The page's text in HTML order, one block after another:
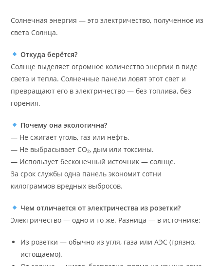
Солнечная энергия — это электричество, полученное из
света Солнца.
Откуда берётся?
Солнце выделяет огромное количество энергии в виде
света и тепла. Солнечные панели ловят этот свет и
превращают его в электричество — без топлива, без
горения.
Почему она экологична?
— Не сжигает уголь, газ или нефть.
— Не выбрасывает CO₂, дым или токсины.
— Использует бесконечный источник — солнце.
За срок службы одна панель экономит сотни
килограммов вредных выбросов.
Чем отличается от электричества из розетки?
Электричество — одно и то же. Разница — в источнике:
Из розетки — обычно из угля, газа или АЭС (грязно,
истощаемо).